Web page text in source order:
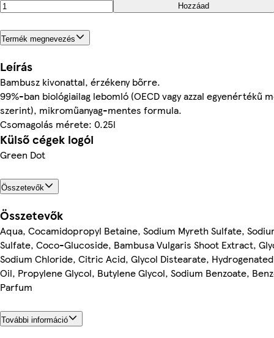
Hozzáad
Termék megnevezés
Leírás
Bambusz kivonattal, érzékeny bőrre.
99%-ban biológiailag lebomló (OECD vagy azzal egyenértékű
szerint), mikroműanyag-mentes formula.
Csomagolás mérete: 0.25l
Külső cégek logói
Green Dot
Összetevők
Összetevők
Aqua, Cocamidopropyl Betaine, Sodium Myreth Sulfate,
Sulfate, Coco-Glucoside, Bambusa Vulgaris Shoot Extract,
Sodium Chloride, Citric Acid, Glycol Distearate,
Oil, Propylene Glycol, Butylene Glycol, Sodium Benzoate,
Parfum
További információ